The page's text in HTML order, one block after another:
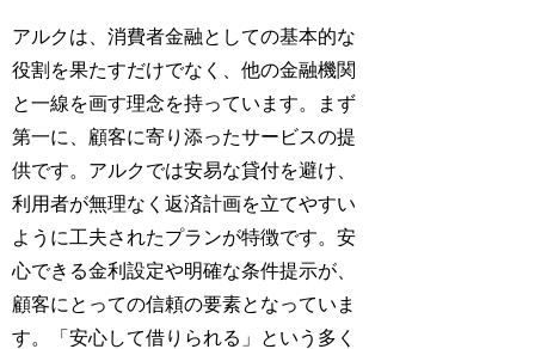
アルクは、消費者金融としての基本的な
役割を果たすだけでなく、他の金融機関
と一線を画す理念を持っています。まず
第一に、顧客に寄り添ったサービスの提
供です。アルクでは安易な貸付を避け、
利用者が無理なく返済計画を立てやすい
ように工夫されたプランが特徴です。安
心できる金利設定や明確な条件提示が、
顧客にとっての信頼の要素となっていま
す。「安心して借りられる」という多く